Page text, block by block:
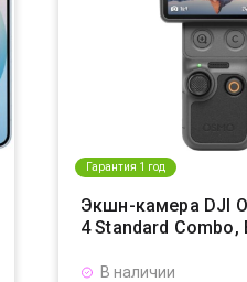
Гарантия 1 год
Экшн-камера DJI
4 Standard Combo,
В наличии